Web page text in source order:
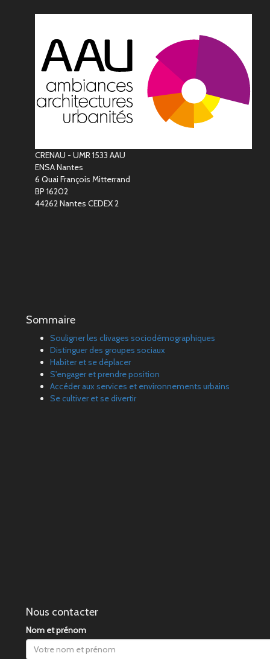
CRENAU - UMR 1533 AAU
ENSA Nantes
6 Quai François Mitterrand
BP 16202
44262 Nantes CEDEX 2
Sommaire
Souligner les clivages sociodémographiques
Distinguer des groupes sociaux
Habiter et se déplacer
S'engager et prendre position
Accéder aux services et environnements urbains
Se cultiver et se divertir
Nous contacter
Nom et prénom